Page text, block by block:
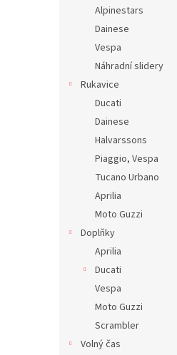
Alpinestars
Dainese
Vespa
Náhradní slidery
Rukavice
Ducati
Dainese
Halvarssons
Piaggio, Vespa
Tucano Urbano
Aprilia
Moto Guzzi
Doplňky
Aprilia
Ducati
Vespa
Moto Guzzi
Scrambler
Volný čas